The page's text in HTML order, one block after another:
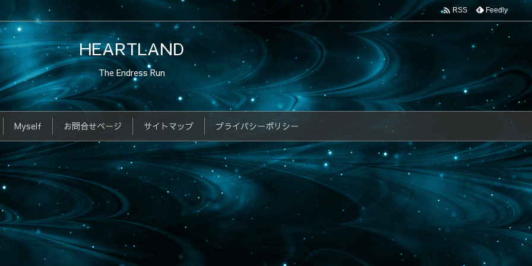
HEARTLAND
The Endress Run
Myself お問合せページ サイトマップ プライバシーポリシー
 RSS Feedly